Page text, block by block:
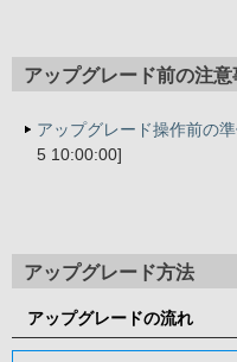
アップグレード前の注意
アップグレード操作前の
5 10:00:00]
アップグレード方法
アップグレードの流れ